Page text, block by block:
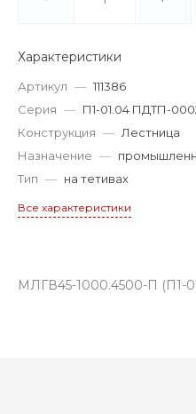
Характеристики
Артикул — 111386
Серия — П1-01.04 ПДТП-
Конструкция — Лестница
Назначение —
Тип — на тетивах
Все характеристики
МЛГВ45-1000.4500-П (П1-